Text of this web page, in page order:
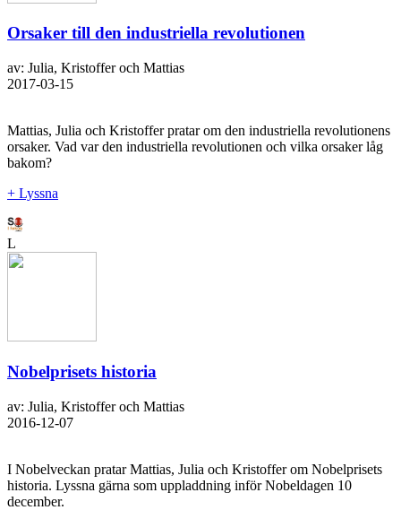
Orsaker till den industriella revolutionen
av: Julia, Kristoffer och Mattias
2017-03-15
Mattias, Julia och Kristoffer pratar om den industriella revolutionens
orsaker. Vad var den industriella revolutionen och vilka orsaker låg
bakom?
+ Lyssna
L
Nobelprisets historia
av: Julia, Kristoffer och Mattias
2016-12-07
I Nobelveckan pratar Mattias, Julia och Kristoffer om Nobelprisets
historia. Lyssna gärna som uppladdning inför Nobeldagen 10
december.